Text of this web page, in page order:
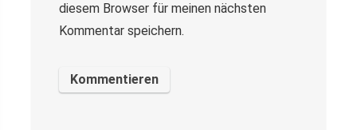
diesem Browser für meinen nächsten
Kommentar speichern.